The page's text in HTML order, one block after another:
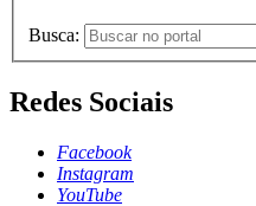
Busca:
Redes Sociais
Facebook
Instagram
YouTube